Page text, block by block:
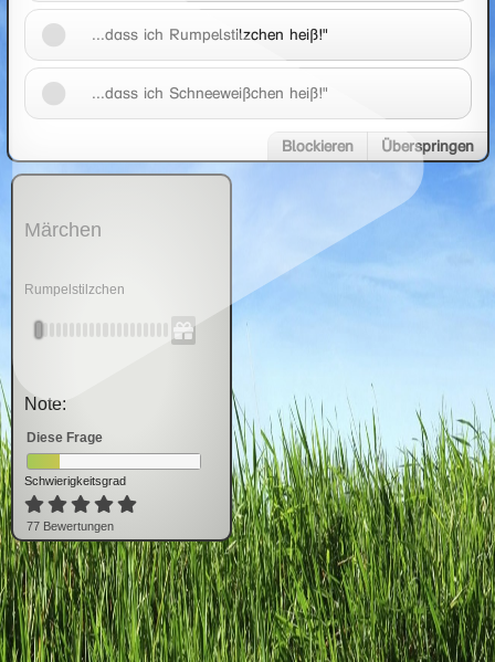
...dass ich Rumpelstilzchen heiß!"
...dass ich Schneeweißchen heiß!"
Blockieren Überspringen
Märchen
Rumpelstilzchen
Note:
Diese Frage
Schwierigkeitsgrad
77 Bewertungen